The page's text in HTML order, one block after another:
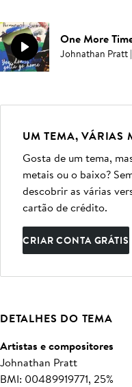
One More
Johnathan Pratt
UM TEMA, VÁRIAS
Gosta de um tema,
metais ou o baixo?
descobrir as várias
cartão de crédito.
CRIAR CONTA GRÁTIS
DETALHES DO TEMA
Artistas e compositores
Johnathan Pratt
BMI: 00489919771, 25%